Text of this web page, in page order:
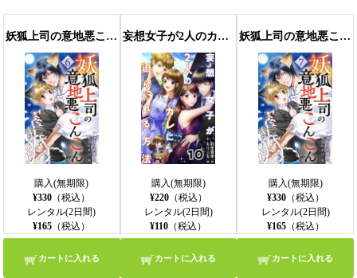
妖狐上司の意地悪こんこん 6巻〈神狐のめざめ〉
購入(無期限)
¥330 （税込）
レンタル(2日間)
¥165 （税込）
カートに入れる
妄想女子が2人のカレに迫られる方法 10巻〈初めての本当の告白〉
購入(無期限)
¥220（税込）
レンタル(2日間)
¥110 （税込）
カートに入れる
妖狐上司の意地悪こんこん 7巻〈永遠の誓い〉
購入(無期限)
¥330（税込）
レンタル(2日間)
¥165（税込）
カートに入れる